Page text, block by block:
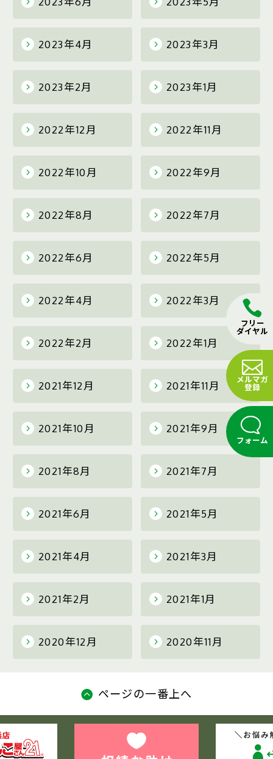
フリー
ダイヤル
メルマガ
登録
フォーム
2023年4月 2023年3月
2023年2月 2023年1月
2022年12月 2022年11月
2022年10月 2022年9月
2022年8月 2022年7月
2022年6月 2022年5月
2022年4月 2022年3月
2022年2月 2022年1月
2021年12月 2021年11月
2021年10月 2021年9月
2021年8月 2021年7月
2021年6月 2021年5月
2021年4月 2021年3月
2021年2月 2021年1月
2020年12月 2020年11月
ページの一番上へ